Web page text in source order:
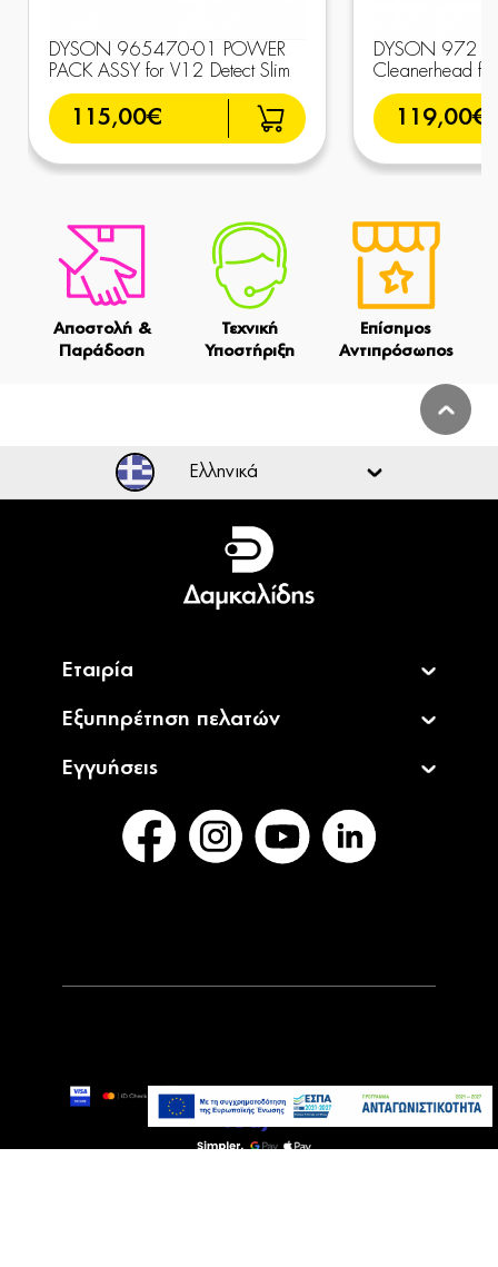
DYSON 965470-01 POWER
PACK ASSY for V12 Detect Slim
115,00€
DYSON
Cleanerhead
119,00€
Αποστολή &
Παράδοση
Τεχνική
Υποστήριξη
Επίσημος
Αντιπρόσωπος
Άμεσα Διαθέσιμο
Προσθήκη στο καλάθι
Ελληνικά
Ελληνικά
English
Εταιρία
Εξυπηρέτηση πελατών
Εγγυήσεις